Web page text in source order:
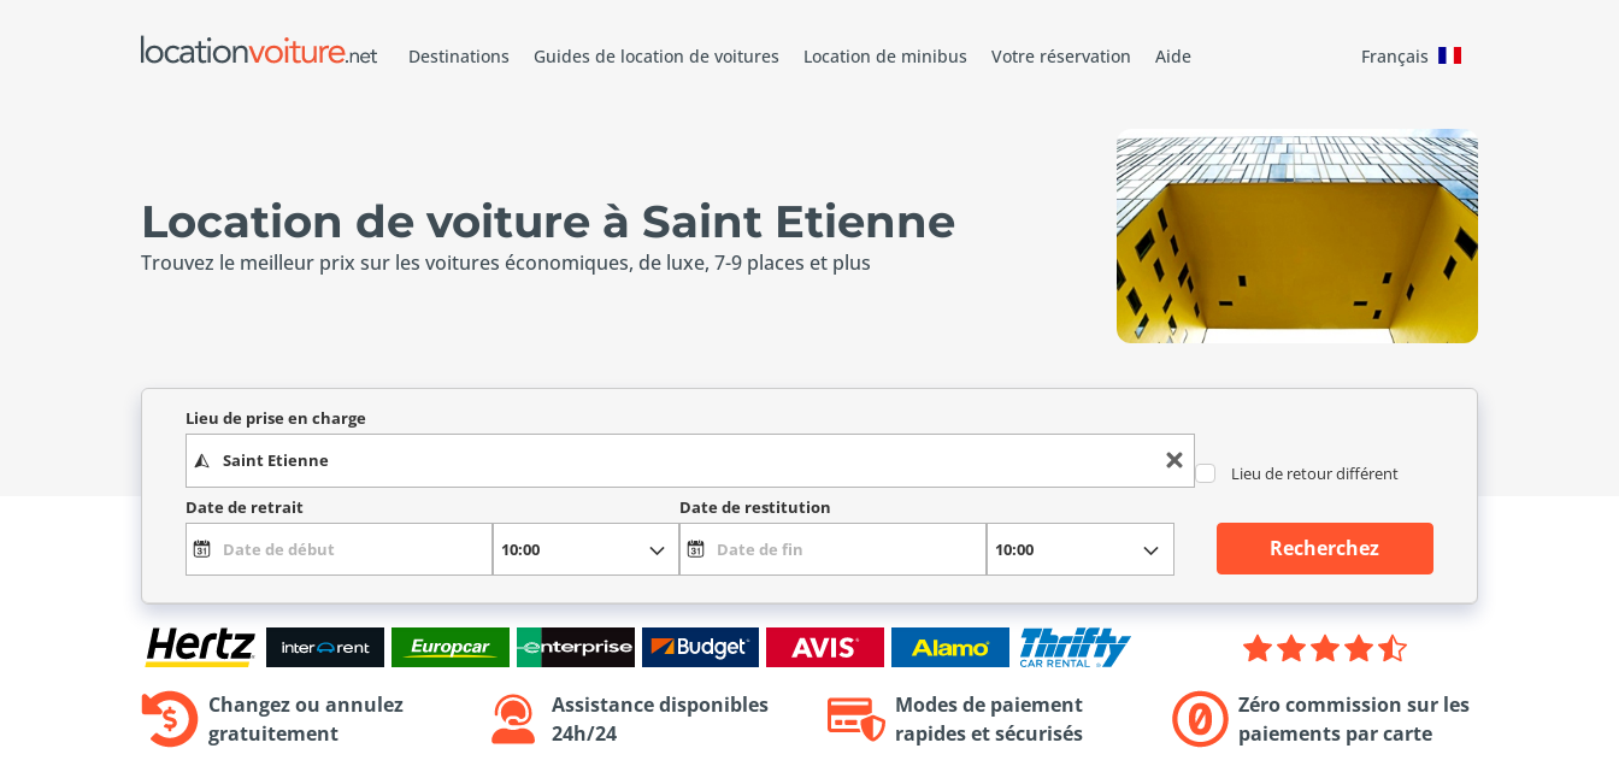
Destinations Guides de location de voitures Location de minibus Votre réservation Aide Français
Location de voiture à Saint Etienne
Trouvez le meilleur prix sur les voitures économiques, de luxe, 7-9 places et plus
Lieu de prise en charge
Lieu de retour différent
Date de retrait
Date de restitution
Recherchez
Changez ou annulez
gratuitement
Assistance disponibles
24h/24
Modes de paiement
rapides et sécurisés
Zéro commission sur les
paiements par carte